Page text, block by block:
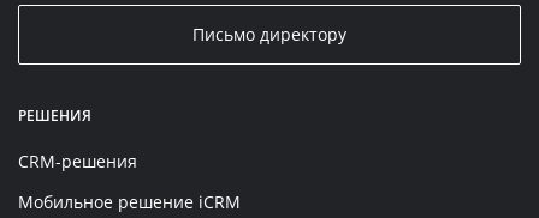
Письмо директору
РЕШЕНИЯ
CRM-решения
Мобильное решение iCRM